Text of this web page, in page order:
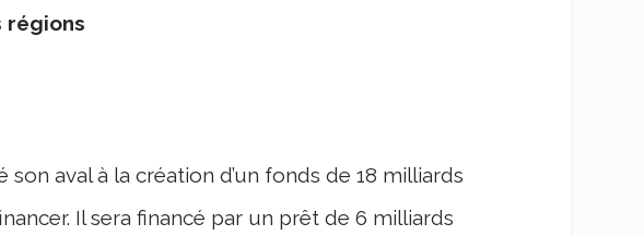
régions
aval à la création d’un fonds de 18 milliards
Il sera financé par un prêt de 6 milliards